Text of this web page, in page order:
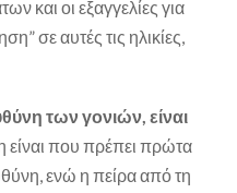
και οι εξαγγελίες για
σε αυτές τις ηλικίες,
των γονιών, είναι
είναι που πρέπει πρώτα
ενώ η πείρα από τη